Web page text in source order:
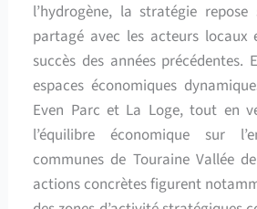
l’hydrogène, la stratégie
partagé avec les acteurs locaux
succès des années précédentes.
espaces économiques
Even Parc et La Loge, tout en
l’équilibre économique sur
communes de Touraine Vallée
actions concrètes figurent